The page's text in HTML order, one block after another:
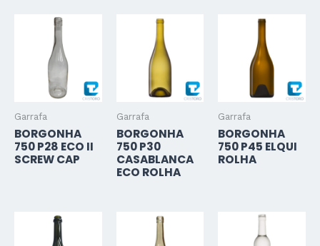
Garrafa
BORGONHA
750 P28 ECO II
SCREW CAP
Garrafa
BORGONHA
750 P30
CASABLANCA
ECO ROLHA
Garrafa
BORGONHA
750 P45 ELQUI
ROLHA